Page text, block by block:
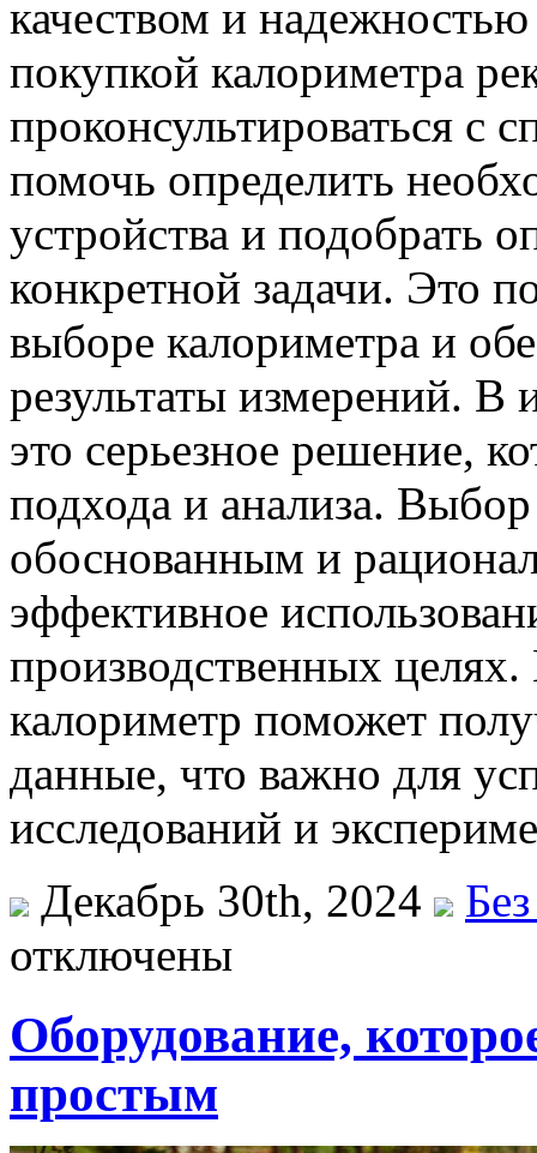
качеством и
покупкой калориметра
проконсультироваться с
помочь определить
устройства и подобрать
конкретной задачи. Это
выборе калориметра и
результаты измерений. В
это серьезное решение,
подхода и анализа.
обоснованным и
эффективное
производственных
калориметр поможет
данные, что важно для
исследований и
Декабрь 30th, 2024
отключены
Оборудование,
простым